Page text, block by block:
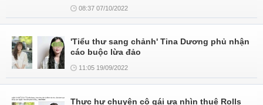
08:37 07/10/2022
'Tiểu thư sang chảnh' Tina Dương phủ nhận
cáo buộc lừa đảo
11:05 19/09/2022
Thực hư chuyện cô gái ưa nhìn thuê Rolls